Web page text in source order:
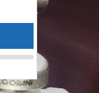
Đang mở